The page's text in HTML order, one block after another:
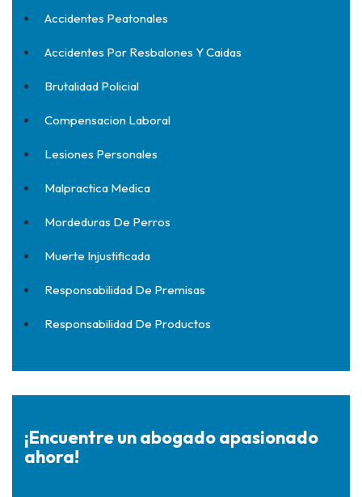
Accidentes Peatonales
Accidentes Por Resbalones Y Caidas
Brutalidad Policial
Compensacion Laboral
Lesiones Personales
Malpractica Medica
Mordeduras De Perros
Muerte Injustificada
Responsabilidad De Premisas
Responsabilidad De Productos
¡Encuentre un abogado apasionado
ahora!